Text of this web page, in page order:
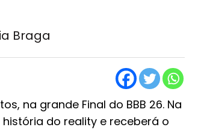
Braga
na grande Final do BBB 26. Na
do reality e receberá o